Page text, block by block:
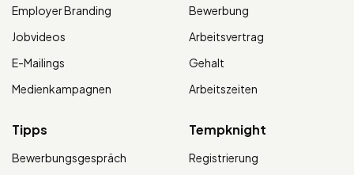
Employer Branding
Jobvideos
E-Mailings
Medienkampagnen
Bewerbung
Arbeitsvertrag
Gehalt
Arbeitszeiten
Tipps
Bewerbungsgespräch
Tempknight
Registrierung